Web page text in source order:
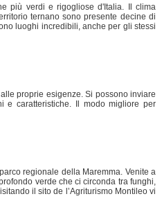
più verdi e rigogliose d'Italia. Il clima
ternano sono presente decine di
luoghi incredibili, anche per gli stessi
proprie esigenze. Si possono inviare
e caratteristiche. Il modo migliore per
regionale della Maremma. Venite a
verde che ci circonda tra funghi,
il sito de l’Agriturismo Montileo vi